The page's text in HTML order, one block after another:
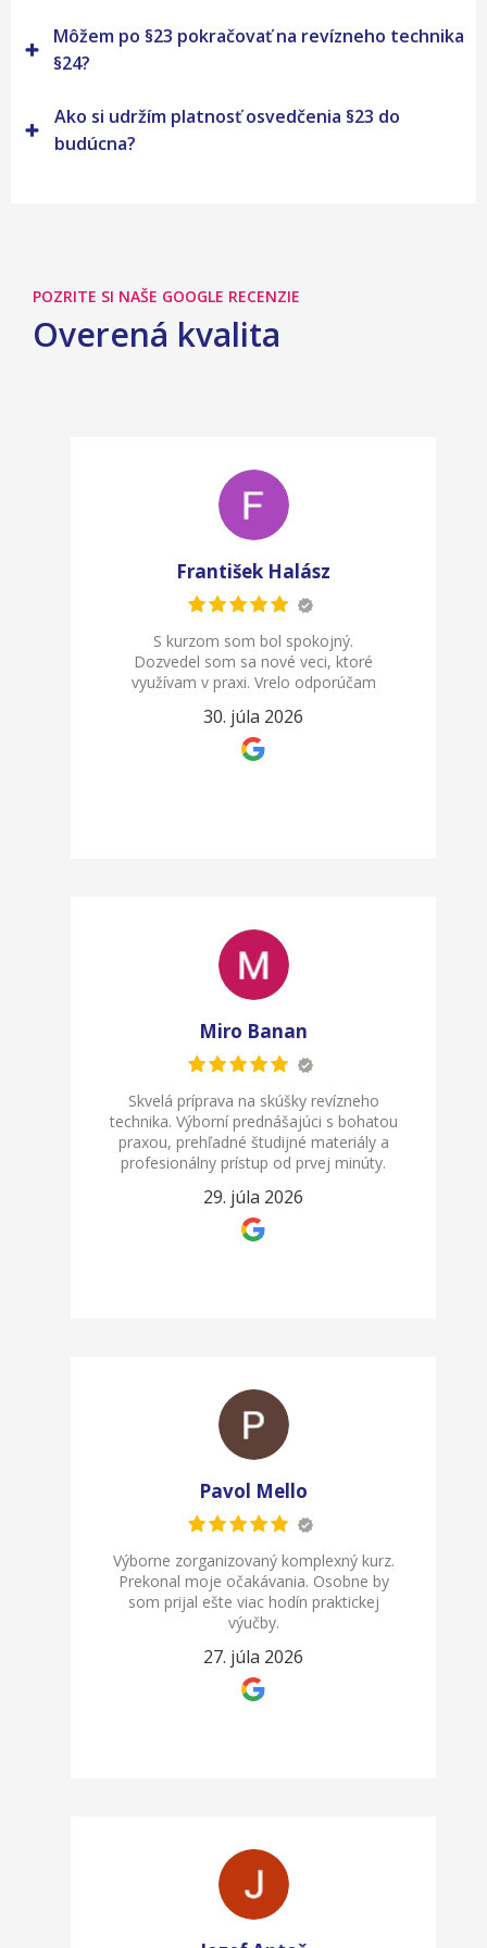
Môžem po §23 pokračovať na revízneho technika
§24?
Ako si udržím platnosť osvedčenia §23 do
budúcna?
POZRITE SI NAŠE GOOGLE RECENZIE
Overená kvalita
František Halász
S kurzom som bol spokojný.
Dozvedel som sa nové veci, ktoré
využívam v praxi. Vrelo odporúčam
30. júla 2026
Miro Banan
Skvelá príprava na skúšky revízneho
technika. Výborní prednášajúci s bohatou
praxou, prehľadné študijné materiály a
profesionálny prístup od prvej minúty.
29. júla 2026
Pavol Mello
Výborne zorganizovaný komplexný kurz.
Prekonal moje očakávania. Osobne by
som prijal ešte viac hodín praktickej
výučby.
27. júla 2026